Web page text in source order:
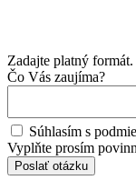
Zadajte platný formát.
Čo Vás zaujíma?
Súhlasím s
Vyplňte prosím
Poslať otázku